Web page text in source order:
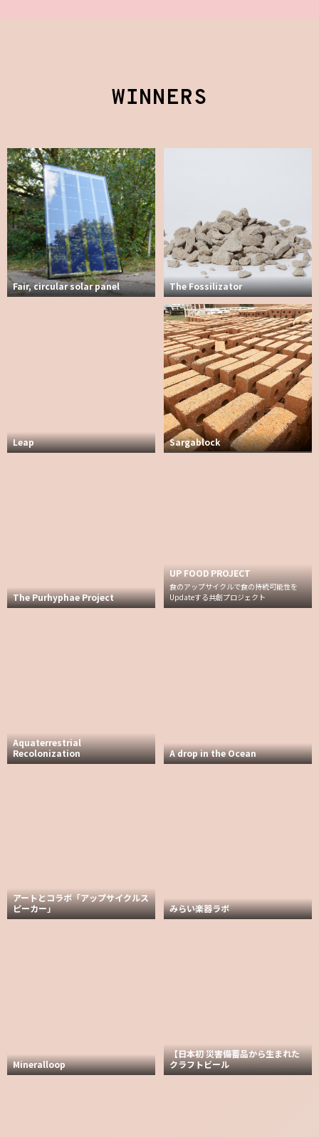
WINNERS
Fair, circular solar panel The Fossilizator
Leap Sargablock
The Purhyphae Project
UP FOOD PROJECT
食のアップサイクルで食の持続可能性を
Updateする共創プロジェクト
Aquaterrestrial
Recolonization
A drop in the Ocean
アートとコラボ「アップサイクルス
ピーカー」
みらい楽器ラボ
Mineralloop
【日本初 災害備蓄品から生まれた
クラフトビール